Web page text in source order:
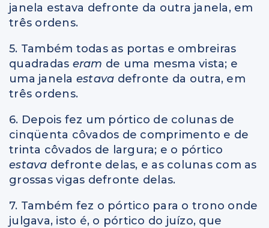
janela estava defronte da outra janela, em
três ordens.
5. Também todas as portas e ombreiras
quadradas eram de uma mesma vista; e
uma janela estava defronte da outra, em
três ordens.
6. Depois fez um pórtico de colunas de
cinqüenta côvados de comprimento e de
trinta côvados de largura; e o pórtico
estava defronte delas, e as colunas com as
grossas vigas defronte delas.
7. Também fez o pórtico para o trono onde
julgava, isto é, o pórtico do juízo, que